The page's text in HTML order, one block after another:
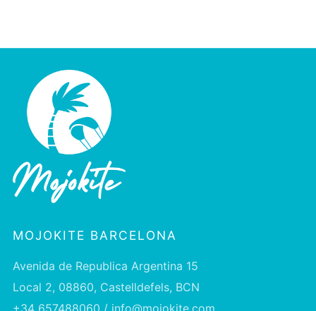
MOJOKITE BARCELONA
Avenida de Republica Argentina 15
Local 2, 08860, Castelldefels, BCN
+34 657488060 / info@mojokite.com